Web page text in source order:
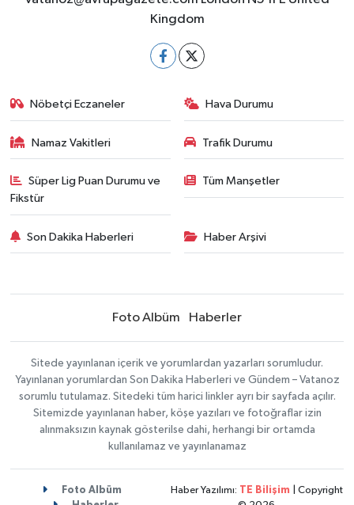
Kingdom
Nöbetçi Eczaneler Hava Durumu
Namaz Vakitleri Trafik Durumu
Süper Lig Puan Durumu ve
Fikstür
Tüm Manşetler
Son Dakika Haberleri Haber Arşivi
Foto Albüm Haberler
Sitede yayınlanan içerik ve yorumlardan yazarları sorumludur.
Yayınlanan yorumlardan Son Dakika Haberleri ve Gündem – Vatanoz
sorumlu tutulamaz. Sitedeki tüm harici linkler ayrı bir sayfada açılır.
Sitemizde yayınlanan haber, köşe yazıları ve fotoğraflar izin
alınmaksızın kaynak gösterilse dahi, herhangi bir ortamda
kullanılamaz ve yayınlanamaz
Foto Albüm
Haber Yazılımı: TE Bilişim | Copyright